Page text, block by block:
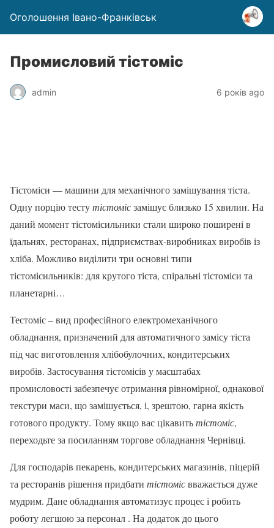
Оголошення Івано-Франківськ
Промисловий тістоміс
admin 6 років ago
Тістоміси — машини для механічного замішування тіста.
Одну порцію тестутістомісзамішує близько 15 хвилин. На
даний момент тістомісильники стали широко поширені в
їдальнях, ресторанах, підприємствах-виробниках виробів із
хліба. Можливо виділити три основні типи
тістомісильників: для крутого тіста, спіральні тістоміси та
планетарні…
Тестоміс – вид професійного електромеханічного
обладнання, призначений для автоматичного замісу тіста
під час виготовлення хлібобулочних, кондитерських
виробів. Застосування тістомісів у масштабах
промисловості забезпечує отримання рівномірної, однакової
текстури маси, що замішується, і, зрештою, гарна якість
готового продукту. Тому якщо вас цікавитьтістоміс,
переходьте за посиланням торгове обладнання Чернівці.
Для господарів пекарень, кондитерських магазинів, піцерій
та ресторанів рішення придбати тістомісвважається дуже
мудрим. Дане обладнання автоматизує процес і робить
роботу легшою за персонал . На додаток до цього